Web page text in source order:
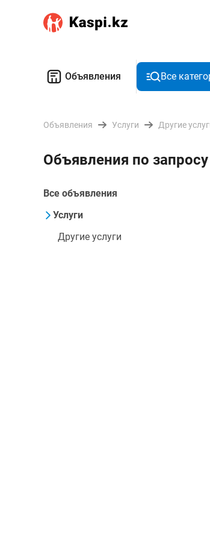
Объявления Все
Объявления Услуги Другие
Объявления по
Все объявления
Услуги
Другие услуги